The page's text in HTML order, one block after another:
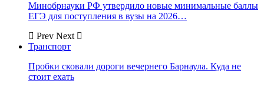
Минобрнауки РФ утвердило новые минимальные баллы
ЕГЭ для поступления в вузы на 2026…
Prev Next
Транспорт
Пробки сковали дороги вечернего Барнаула. Куда не
стоит ехать